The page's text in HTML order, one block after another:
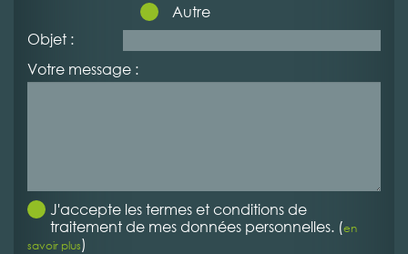
Autre
Objet :
Votre message :
J'accepte les termes et conditions de
traitement de mes données personnelles. (en
savoir plus)